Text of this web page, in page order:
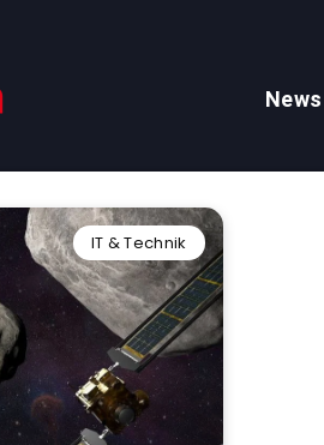
News
IT & Technik